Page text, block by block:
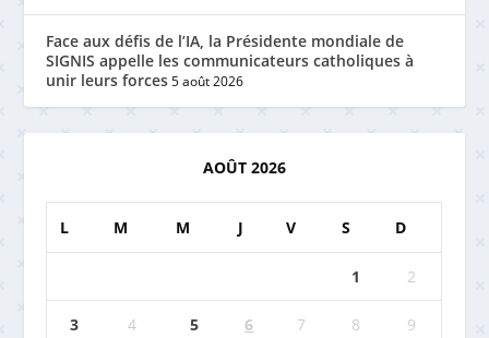
Face aux défis de l’IA, la Présidente mondiale de
SIGNIS appelle les communicateurs catholiques à
unir leurs forces 5 août 2026
AOÛT 2026
L M M J V S D
1 2
3 4 5 6 7 8 9